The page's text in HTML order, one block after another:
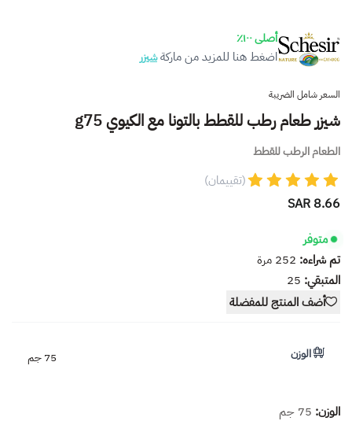
أصلى ١٠٠٪
اضغط هنا للمزيد من ماركةشيزر
السعر شامل الضريبة
شيزر طعام رطب للقطط بالتونا مع الكيوي g75
الطعام الرطب للقطط
(تقييمان)
8.66 SAR
متوفر
تم شراءه: 252 مرة
المتبقي: 25
أضف المنتج للمفضلة
الوزن 75 جم
الوزن: 75 جم